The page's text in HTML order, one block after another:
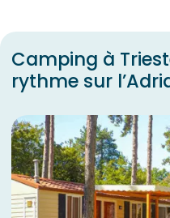
Camping à
rythme sur